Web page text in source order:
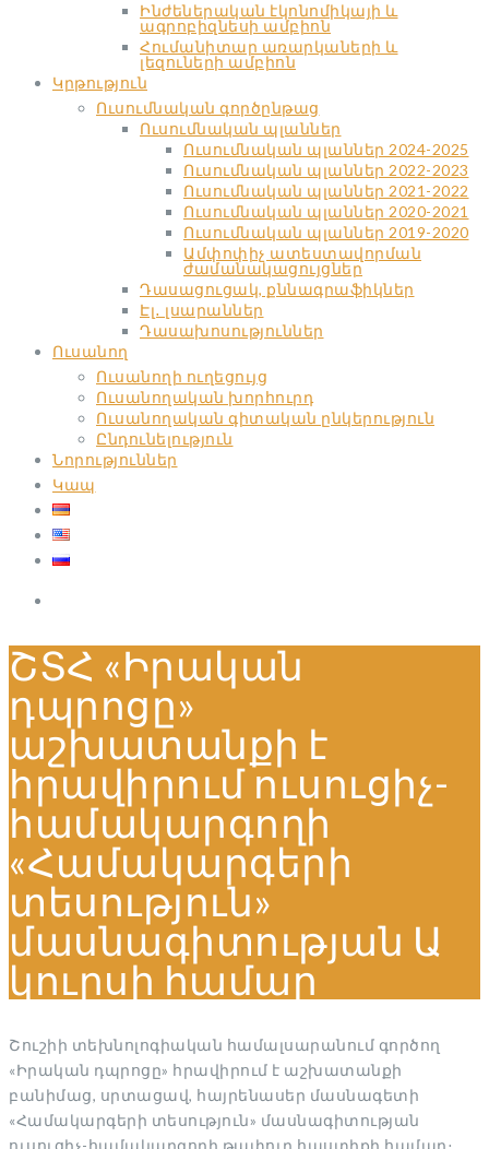
Ինժեներական էկոնոմիկայի և
ագրոբիզնեսի ամբիոն
Հումանիտար առարկաների և
լեզուների ամբիոն
Կրթություն
Ուսումնական գործընթաց
Ուսումնական պլաններ
Ուսումնական պլաններ 2024-2025
Ուսումնական պլաններ 2022-2023
Ուսումնական պլաններ 2021-2022
Ուսումնական պլաններ 2020-2021
Ուսումնական պլաններ 2019-2020
Ամփոփիչ ատեստավորման
ժամանակացույցներ
Դասացուցակ, քննագրաֆիկներ
Էլ․ լսարաններ
Դասախոսություններ
Ուսանող
Ուսանողի ուղեցույց
Ուսանողական խորհուրդ
Ուսանողական գիտական ընկերություն
Ընդունելություն
Նորություններ
Կապ
ՇՏՀ «Իրական
դպրոցը»
աշխատանքի է
հրավիրում ուսուցիչ-
համակարգողի
«Համակարգերի
տեսություն»
մասնագիտության Ա
կուրսի համար
Շուշիի տեխնոլոգիական համալսարանում գործող
«Իրական դպրոցը» հրավիրում է աշխատանքի
բանիմաց, սրտացավ, հայրենասեր մասնագետի
«Համակարգերի տեսություն» մասնագիտության
ուսուցիչ-համակարգողի թափուր հաստիքի համար։